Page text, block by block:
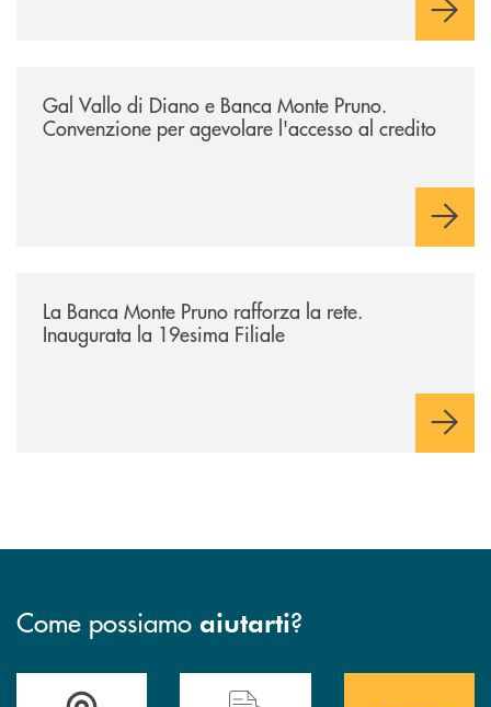
Gal Vallo di Diano e Banca Monte Pruno.
Convenzione per agevolare l'accesso al credito
La Banca Monte Pruno rafforza la rete.
Inaugurata la 19esima Filiale
Come possiamo aiutarti?
Accedi all' elenco completo&nbsp; delle&nbsp; filiali&nbsp; di Banca
Hai bisogno di assistenza immediata?